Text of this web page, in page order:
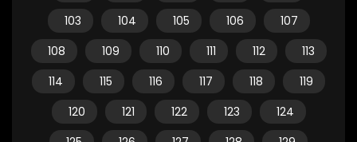
103
104 105 106
107
108
109 110 111 112
113
114
115 116 117 118
119
120
121 122 123
124